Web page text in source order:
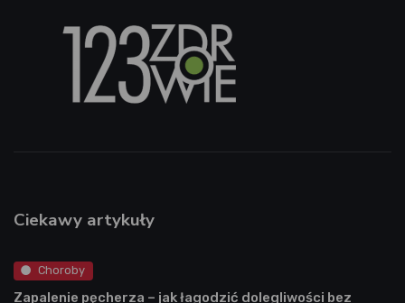
Ciekawy artykuły
Choroby
Zapalenie pęcherza – jak łagodzić dolegliwości bez